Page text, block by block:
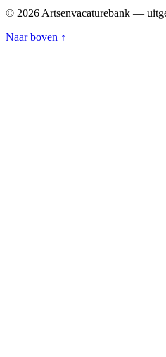
© 2026 Artsenvacaturebank —
Naar boven ↑